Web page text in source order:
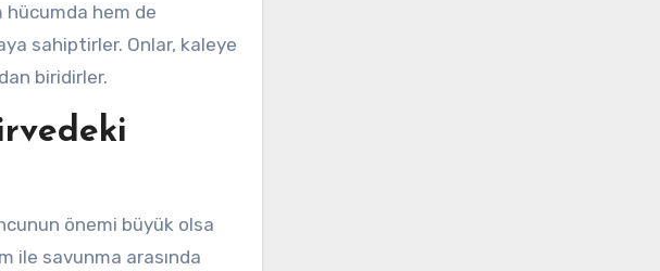
hücumda hem de
sahiptirler. Onlar, kaleye
biridirler.
önemi büyük olsa
ile savunma arasında